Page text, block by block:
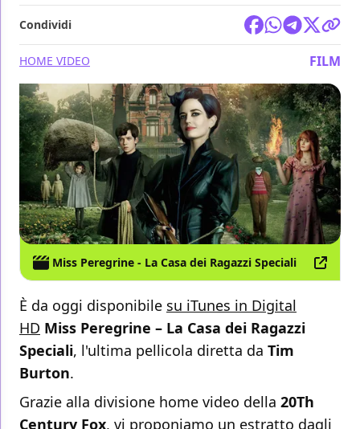
Condividi
HOME VIDEO FILM
Miss Peregrine - La Casa dei Ragazzi Speciali
È da oggi disponibile su iTunes in Digital
HD Miss Peregrine – La Casa dei Ragazzi
Speciali, l'ultima pellicola diretta da Tim
Burton.
Grazie alla divisione home video della 20Th
Century Fox, vi proponiamo un estratto dagli